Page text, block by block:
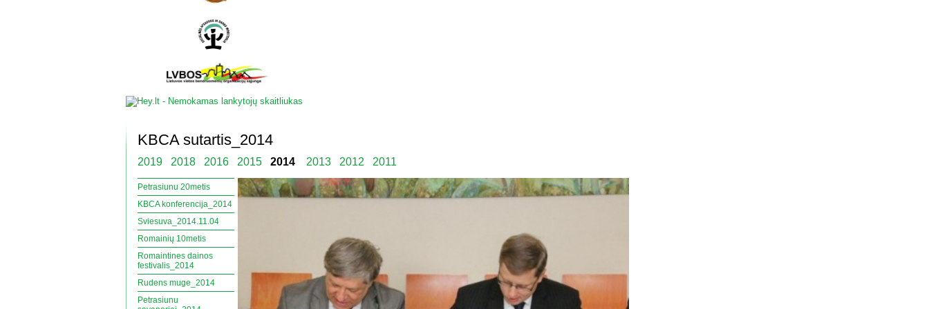
KBCA sutartis_2014
2019 2018 2016 2015 2014 2013 2012 2011
Petrasiunu 20metis
KBCA konferencija_2014
Sviesuva_2014.11.04
Romainių 10metis
Romaintines dainos
festivalis_2014
Rudens muge_2014
Petrasiunu